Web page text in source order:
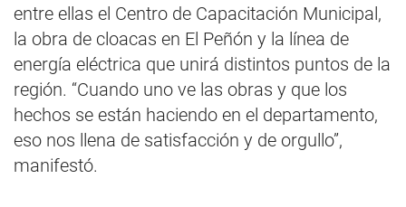
entre ellas el Centro de Capacitación Municipal,
la obra de cloacas en El Peñón y la línea de
energía eléctrica que unirá distintos puntos de la
región. “Cuando uno ve las obras y que los
hechos se están haciendo en el departamento,
eso nos llena de satisfacción y de orgullo”,
manifestó.